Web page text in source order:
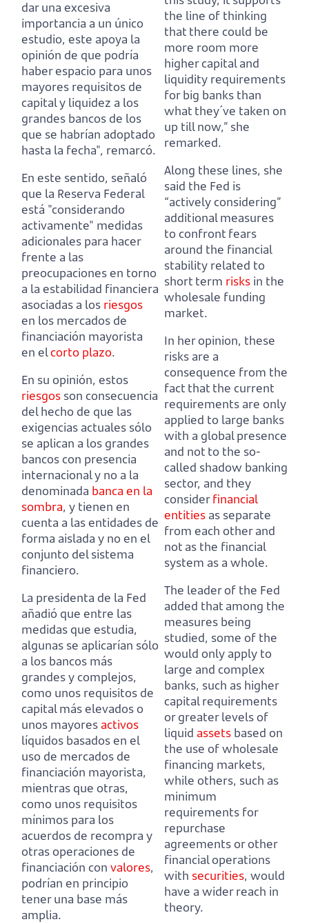
dar una excesiva
importancia a un único
estudio, este apoya la
opinión de que podría
haber espacio para unos
mayores requisitos de
capital y liquidez a los
grandes bancos de los
que se habrían adoptado
hasta la fecha", remarcó.
En este sentido, señaló
que la Reserva Federal
está "considerando
activamente" medidas
adicionales para hacer
frente a las
preocupaciones en torno
a la estabilidad financiera
asociadas a los riesgos
en los mercados de
financiación mayorista
en elcorto plazo.
En su opinión, estos
riesgos son consecuencia
del hecho de que las
exigencias actuales sólo
se aplican a los grandes
bancos con presencia
internacional y no a la
denominada banca en la
sombra, y tienen en
cuenta a las entidades de
forma aislada y no en el
conjunto del sistema
financiero.
La presidenta de la Fed
añadió que entre las
medidas que estudia,
algunas se aplicarían sólo
a los bancos más
grandes y complejos,
como unos requisitos de
capital más elevados o
unos mayores activos
líquidos basados en el
uso de mercados de
financiación mayorista,
mientras que otras,
como unos requisitos
mínimos para los
acuerdos de recompra y
otras operaciones de
financiación con valores,
podrían en principio
tener una base más
amplia.
the line of thinking
that there could be
more room more
higher capital and
liquidity requirements
for big banks than
what they´ve taken on
up till now,” she
remarked.
Along these lines, she
said the Fed is
“actively considering”
additional measures
to confront fears
around the financial
stability related to
short term risks in the
wholesale funding
market.
In her opinion, these
risks are a
consequence from the
fact that the current
requirements are only
applied to large banks
with a global presence
and not to the so-
called shadow banking
sector, and they
considerfinancial
entities as separate
from each other and
not as the financial
system as a whole.
The leader of the Fed
added that among the
measures being
studied, some of the
would only apply to
large and complex
banks, such as higher
capital requirements
or greater levels of
liquid assets based on
the use of wholesale
financing markets,
while others, such as
minimum
requirements for
repurchase
agreements or other
financial operations
with securities, would
have a wider reach in
theory.